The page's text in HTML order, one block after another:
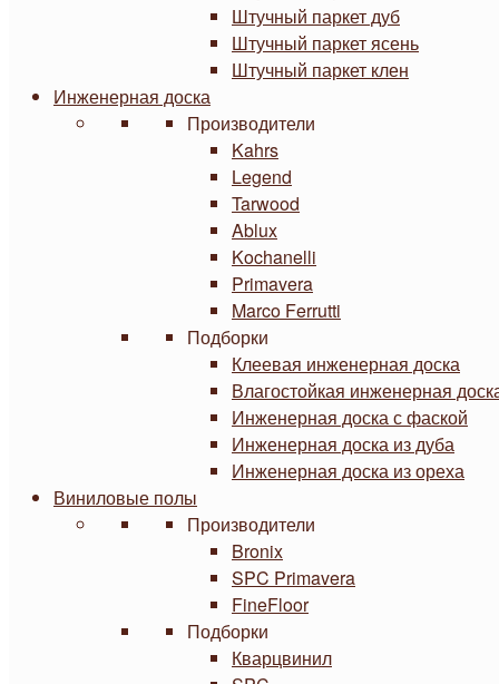
Штучный паркет дуб
Штучный паркет ясень
Штучный паркет клен
Инженерная доска
Производители
Kahrs
Legend
Tarwood
Ablux
Kochanelli
Primavera
Marco Ferrutti
Подборки
Клеевая инженерная доска
Влагостойкая инженерная
Инженерная доска с фаской
Инженерная доска из дуба
Инженерная доска из ореха
Виниловые полы
Производители
Bronix
SPC Primavera
FineFloor
Подборки
Кварцвинил